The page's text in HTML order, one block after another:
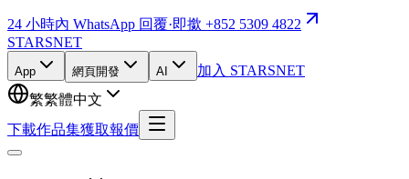
24 小時內 WhatsApp 回覆·即撳 +852 5309 4822
STARSNET
App 網頁開發 AI
加入 STARSNET
繁繁體中文
下載作品集獲取報價